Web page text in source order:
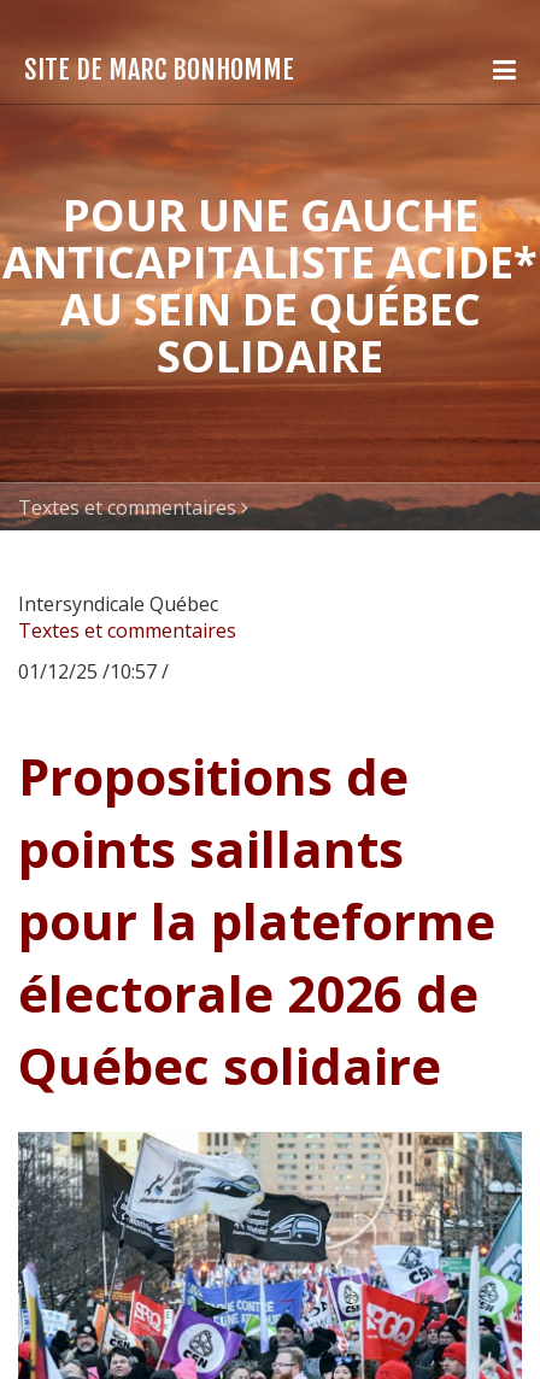
SITE DE MARC BONHOMME
POUR UNE GAUCHE
ANTICAPITALISTE ACIDE*
AU SEIN DE QUÉBEC
SOLIDAIRE
Textes et commentaires
Intersyndicale Québec
Textes et commentaires
01/12/25 /10:57 /
Propositions de
points saillants
pour la plateforme
électorale 2026 de
Québec solidaire